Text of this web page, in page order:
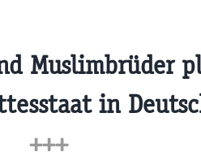
Muslimbrüder
in
+++